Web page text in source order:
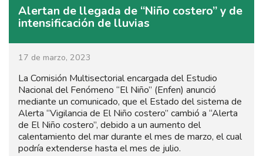
Alertan de llegada de “Niño costero” y de
intensificación de lluvias
17 de marzo, 2023
La Comisión Multisectorial encargada del Estudio
Nacional del Fenómeno “El Niño” (Enfen) anunció
mediante un comunicado, que el Estado del sistema de
Alerta “Vigilancia de El Niño costero” cambió a “Alerta
de El Niño costero”, debido a un aumento del
calentamiento del mar durante el mes de marzo, el cual
podría extenderse hasta el mes de julio.